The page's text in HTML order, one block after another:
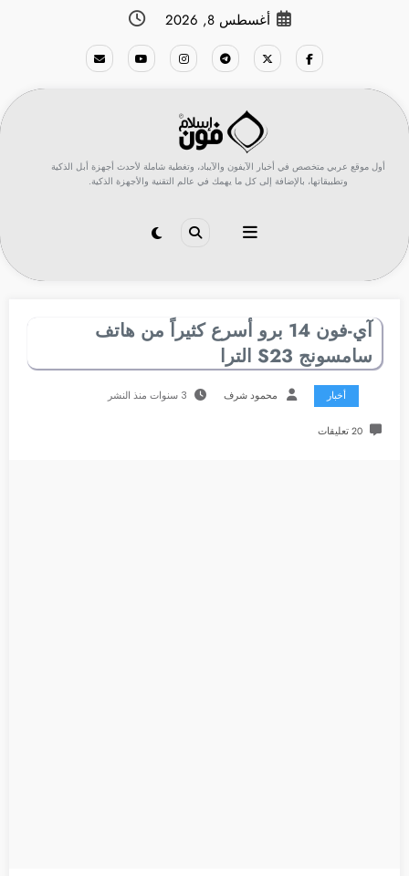
أغسطس 8, 2026
أول موقع عربي متخصص في أخبار الآيفون والآيباد، وتغطية شاملة لأحدث أجهزة أبل الذكية
وتطبيقاتها، بالإضافة إلى كل ما يهمك في عالم التقنية والأجهزة الذكية.
آي-فون 14 برو أسرع كثيراً من هاتف
سامسونج S23 الترا
أخبار محمود شرف 3 سنوات منذ النشر
20 تعليقات